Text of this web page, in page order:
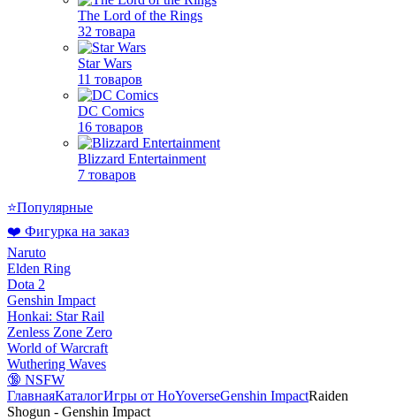
The Lord of the Rings
32 товара
Star Wars
11 товаров
DC Comics
16 товаров
Blizzard Entertainment
7 товаров
⭐Популярные
❤️ Фигурка на заказ
Naruto
Elden Ring
Dota 2
Genshin Impact
Honkai: Star Rail
Zenless Zone Zero
World of Warcraft
Wuthering Waves
🔞 NSFW
ГлавнаяКаталогИгры от HoYoverseGenshin ImpactRaiden
Shogun - Genshin Impact